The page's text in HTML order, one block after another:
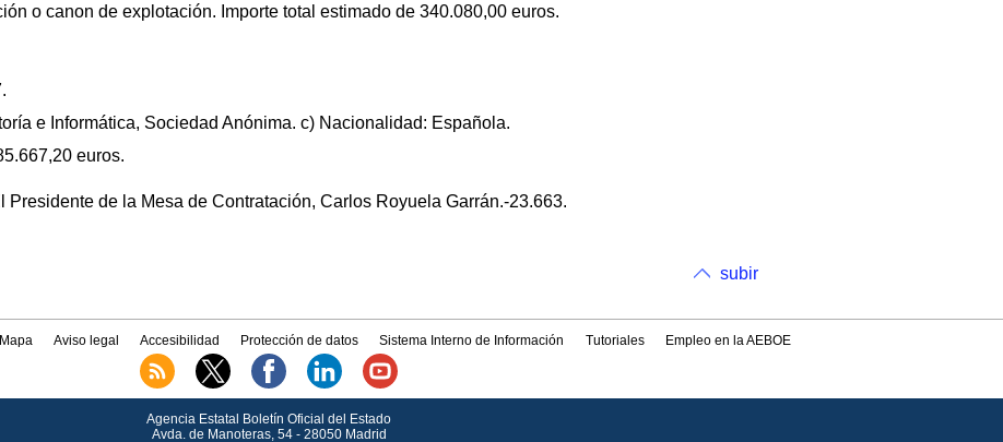
o canon de explotación. Importe total estimado de 340.080,00 euros.
e Informática, Sociedad Anónima. c) Nacionalidad: Española.
euros.
Presidente de la Mesa de Contratación, Carlos Royuela Garrán.-23.663.
subir
Mapa Aviso legal Accesibilidad Protección de datos Sistema Interno de Información Tutoriales Empleo en la AEBOE
Agencia Estatal Boletín Oficial del Estado
Avda.de Manoteras, 54 - 28050 Madrid